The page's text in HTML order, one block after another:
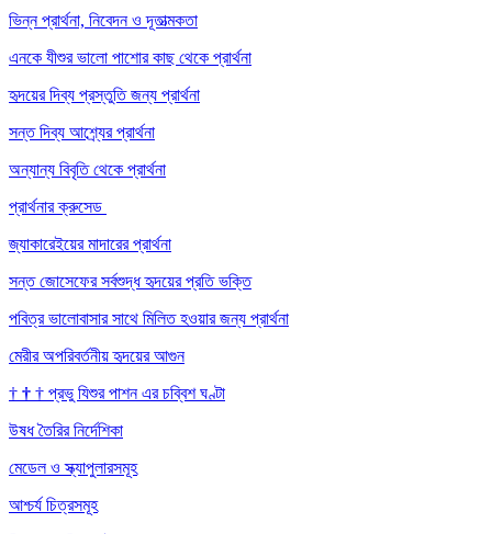
ভিন্ন প্রার্থনা, নিবেদন ও দূতাত্মকতা
এনকে যীশুর ভালো পাশোর কাছ থেকে প্রার্থনা
হৃদয়ের দিব্য প্রস্তুতি জন্য প্রার্থনা
সন্ত দিব্য আশ্র্যের প্রার্থনা
অন্যান্য বিবৃতি থেকে প্রার্থনা
প্রার্থনার ক্রুসেড
জ্যাকারেইয়ের মাদারের প্রার্থনা
সন্ত জোসেফের সর্বশুদ্ধ হৃদয়ের প্রতি ভক্তি
পবিত্র ভালোবাসার সাথে মিলিত হওয়ার জন্য প্রার্থনা
মেরীর অপরিবর্তনীয় হৃদয়ের আগুন
† † † প্রভু যিশুর পাশন এর চব্বিশ ঘণ্টা
উষধ তৈরির নির্দেশিকা
মেডেল ও স্ক্যাপুলারসমূহ
আশ্চর্য চিত্রসমূহ